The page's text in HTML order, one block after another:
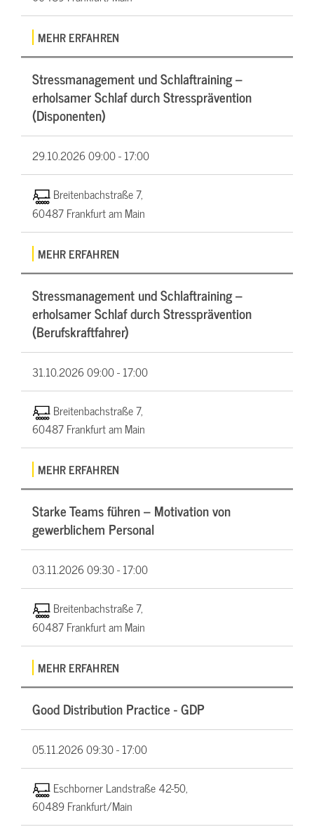
MEHR ERFAHREN
Stressmanagement und Schlaftraining –
erholsamer Schlaf durch Stressprävention
(Disponenten)
29.10.202609:00 - 17:00
Breitenbachstraße 7,
60487 Frankfurt am Main
MEHR ERFAHREN
Stressmanagement und Schlaftraining –
erholsamer Schlaf durch Stressprävention
(Berufskraftfahrer)
31.10.202609:00 - 17:00
Breitenbachstraße 7,
60487 Frankfurt am Main
MEHR ERFAHREN
Starke Teams führen – Motivation von
gewerblichem Personal
03.11.202609:30 - 17:00
Breitenbachstraße 7,
60487 Frankfurt am Main
MEHR ERFAHREN
Good Distribution Practice - GDP
05.11.202609:30 - 17:00
Eschborner Landstraße 42-50,
60489 Frankfurt/Main